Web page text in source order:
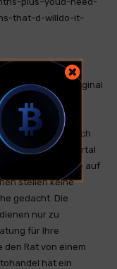
that-d-willdo-it-
Sie finden den Original
und distanziert sich
Nachrichtenportal
werden. Die auf
stellen keine
gedacht. Die
nur zu
für Ihre
den Rat von einem
hat ein